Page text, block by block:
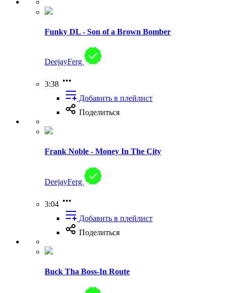
Funky DL - Son of a Brown Bomber
DeejayFerg
3:38
Добавить в плейлист
Поделиться
Frank Noble - Money In The City
DeejayFerg
3:04
Добавить в плейлист
Поделиться
Buck Tha Boss-In Route